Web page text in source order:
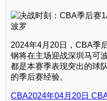
2024年4月20日，CBA季
钢将在主场迎战深圳马可
都是本赛季表现突出的球
的季后赛经验。
CBA2024年04月20日